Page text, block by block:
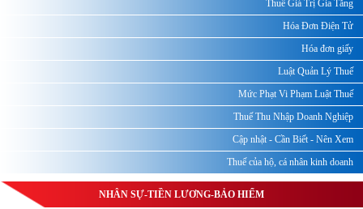
Thuế Giá Trị Gia Tăng
Hóa Đơn Điện Tử
Hóa đơn giấy
Luật Quản Lý Thuế
Mức Phạt Vi Phạm Luật Thuế
Thuế Thu Nhập Doanh Nghiệp
Cập nhật - Cần Biết - Nên Xem
Thuế của hộ, cá nhân kinh doanh
NHÂN SỰ-TIỀN LƯƠNG-BẢO HIỂM